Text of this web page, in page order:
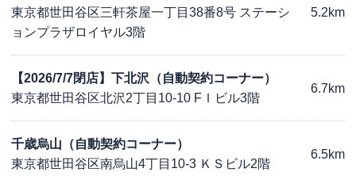
東京都世田谷区三軒茶屋一丁目38番8号 ステーシ
ョンプラザロイヤル3階
5.2km
【2026/7/7閉店】下北沢（自動契約コーナー）
東京都世田谷区北沢2丁目10-10 FＩビル3階
6.7km
千歳烏山（自動契約コーナー）
東京都世田谷区南烏山4丁目10-3 ＫＳビル2階
6.5km